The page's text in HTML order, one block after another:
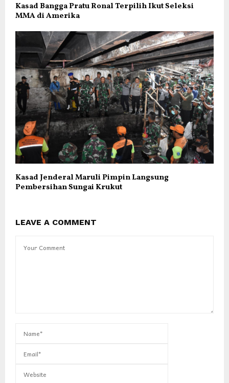
Kasad Bangga Pratu Ronal Terpilih Ikut Seleksi
MMA di Amerika
Kasad Jenderal Maruli Pimpin Langsung
Pembersihan Sungai Krukut
LEAVE A COMMENT